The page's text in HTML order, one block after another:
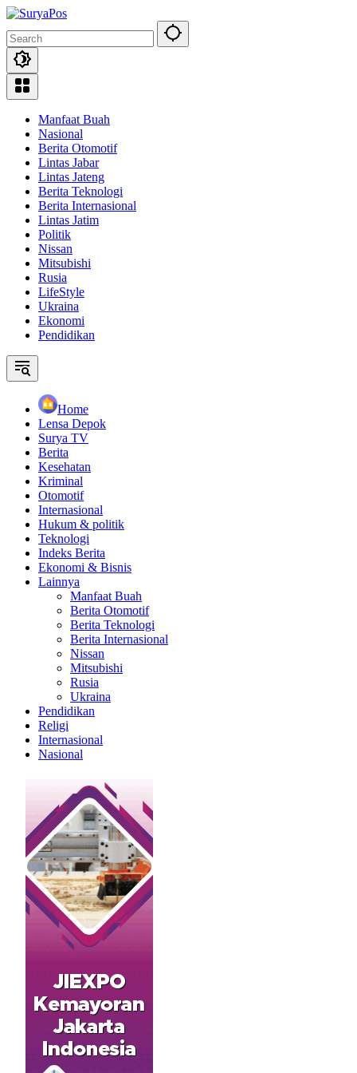
Skip
content
Manfaat Buah
Nasional
Berita Otomotif
Lintas Jabar
Lintas Jateng
Berita Teknologi
Berita Internasional
Lintas Jatim
Politik
Nissan
Mitsubishi
Rusia
LifeStyle
Ukraina
Ekonomi
Pendidikan
Home
Lensa Depok
Surya TV
Berita
Kesehatan
Kriminal
Otomotif
Internasional
Hukum & politik
Teknologi
Indeks Berita
Ekonomi & Bisnis
Lainnya
Manfaat Buah
Berita Otomotif
Berita Teknologi
Berita Internasional
Nissan
Mitsubishi
Rusia
Ukraina
Pendidikan
Religi
Internasional
Nasional